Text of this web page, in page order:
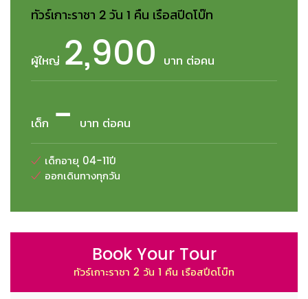
ทัวร์เกาะราชา 2 วัน 1 คืน เรือสปีดโบ๊ท
ผู้ใหญ่ 2,900 บาท ต่อคน
เด็ก - บาท ต่อคน
เด็กอายุ 04-11ปี
ออกเดินทางทุกวัน
Book Your Tour
ทัวร์เกาะราชา 2 วัน 1 คืน เรือสปีดโบ๊ท